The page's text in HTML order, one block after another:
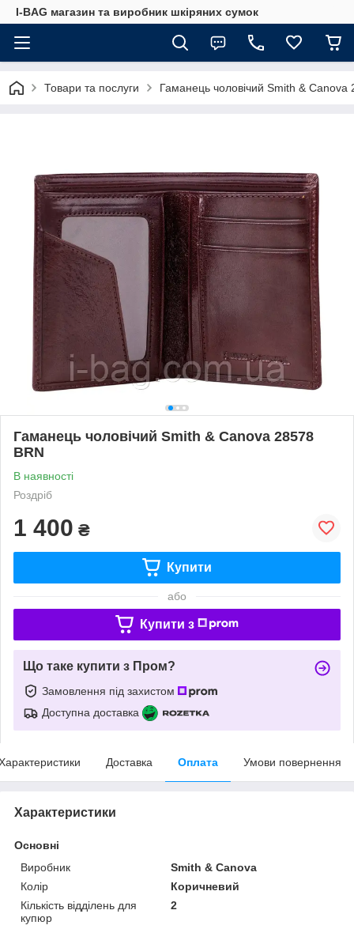
I-BAG магазин та виробник шкіряних сумок
Товари та послуги Гаманець чоловічий Smith & Canova
Гаманець чоловічий Smith & Canova 28578
BRN
В наявності
Роздріб
1 400 ₴
Купити
або
Купити з
Що таке купити з Пром?
Замовлення під захистом
Доступна доставка
Доставка Оплата Умови повернення
Характеристики
Основні
Виробник
Smith & Canova
Колір
Коричневий
Кількість відділень для
купюр
2